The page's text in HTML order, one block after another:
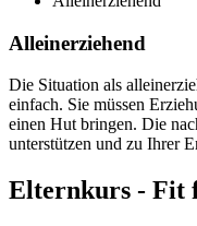
Alleinerziehend
Die Situation als
einfach. Sie müssen
einen Hut bringen. Die
unterstützen und zu Ihrer
Elternkurs - Fit